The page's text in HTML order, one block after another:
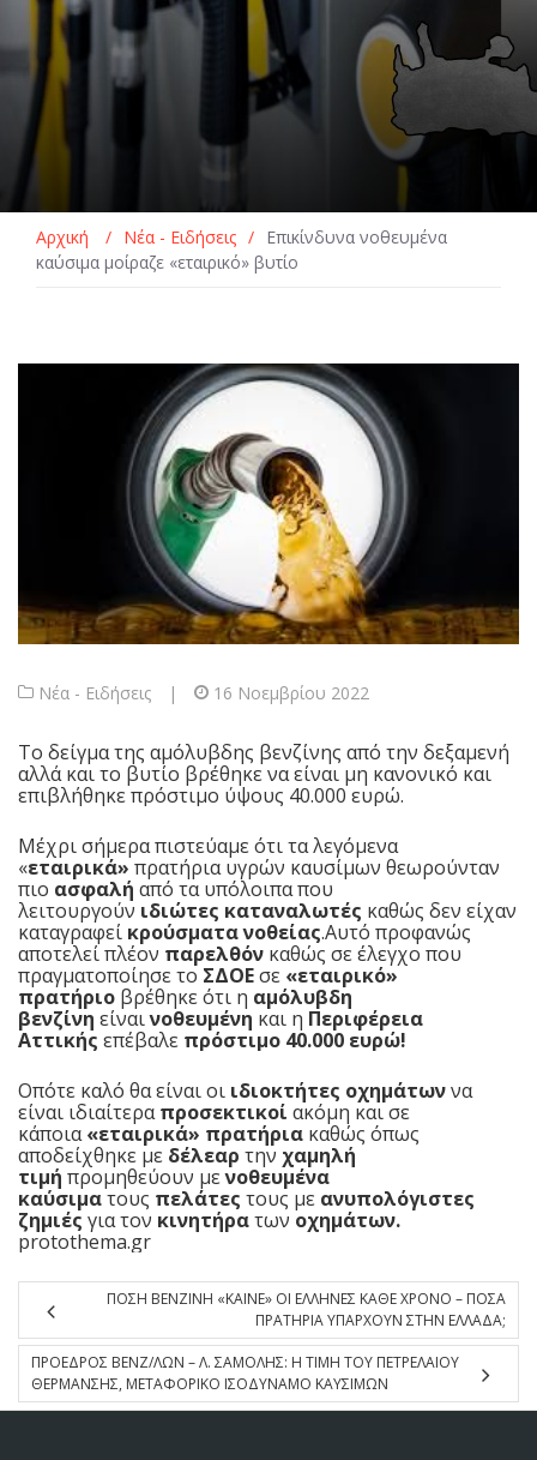
Αρχική / Νέα - Ειδήσεις / Επικίνδυνα νοθευμένα
καύσιμα μοίραζε «εταιρικό» βυτίο
Νέα - Ειδήσεις | 16 Νοεμβρίου 2022
Το δείγμα της αμόλυβδης βενζίνης από την δεξαμενή
αλλά και το βυτίο βρέθηκε να είναι μη κανονικό και
επιβλήθηκε πρόστιμο ύψους 40.000 ευρώ.
Μέχρι σήμερα πιστεύαμε ότι τα λεγόμενα
«εταιρικά» πρατήρια υγρών καυσίμων θεωρούνταν
πιο ασφαλή από τα υπόλοιπα που
λειτουργούν ιδιώτες καταναλωτές καθώς δεν είχαν
καταγραφεί κρούσματα νοθείας.Αυτό προφανώς
αποτελεί πλέον παρελθόν καθώς σε έλεγχο που
πραγματοποίησε το ΣΔΟΕσε «εταιρικό»
πρατήριο βρέθηκε ότι η αμόλυβδη
βενζίνη είναινοθευμένη και η Περιφέρεια
Αττικής επέβαλε πρόστιμο 40.000 ευρώ!
Οπότε καλό θα είναι οι ιδιοκτήτες οχημάτωννα
είναι ιδιαίτεραπροσεκτικοί ακόμη και σε
κάποια«εταιρικά» πρατήρια καθώς όπως
αποδείχθηκε με δέλεαρ την χαμηλή
τιμή προμηθεύουν μενοθευμένα
καύσιματους πελάτες τους με ανυπολόγιστες
ζημιές για τον κινητήρατων οχημάτων.
protothema.gr
ΠΟΣΗ ΒΕΝΖΙΝΗ «ΚΑΙΝΕ» ΟΙ ΕΛΛΗΝΕΣ ΚΑΘΕ ΧΡΟΝΟ – ΠΟΣΑ
ΠΡΑΤΗΡΙΑ ΥΠΑΡΧΟΥΝ ΣΤΗΝ ΕΛΛΑΔΑ;
ΠΡΟΕΔΡΟΣ ΒΕΝΖ/ΛΩΝ – Λ. ΣΑΜΟΛΗΣ: Η ΤΙΜΗ ΤΟΥ ΠΕΤΡΕΛΑΙΟΥ
ΘΕΡΜΑΝΣΗΣ, ΜΕΤΑΦΟΡΙΚΟ ΙΣΟΔΥΝΑΜΟ ΚΑΥΣΙΜΩΝ